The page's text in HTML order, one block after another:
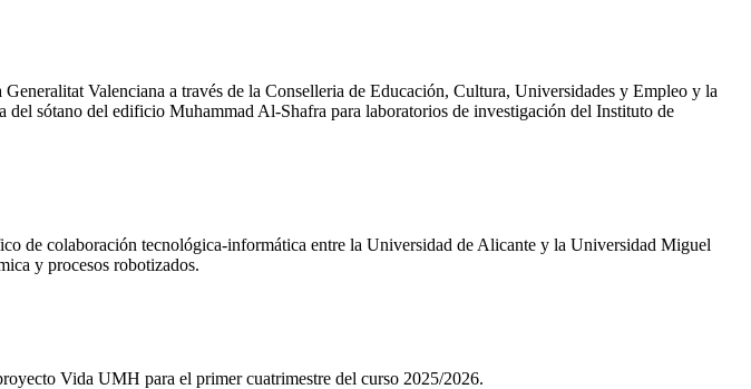
Valenciana a través de la Conselleria de Educación, Cultura, Universidades y Empleo y la
sótano del edificio Muhammad Al-Shafra para laboratorios de investigación del Instituto de
de colaboración tecnológica-informática entre la Universidad de Alicante y la Universidad Miguel
y procesos robotizados.
Vida UMH para el primer cuatrimestre del curso 2025/2026.